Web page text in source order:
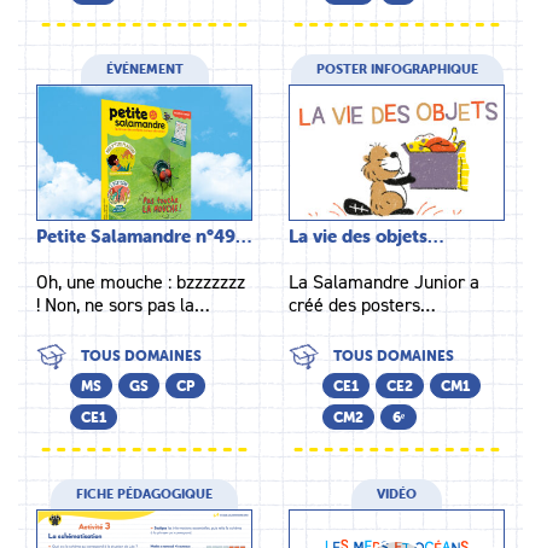
ÉVÉNEMENT
Petite Salamandre n°49…
Oh, une mouche : bzzzzzzz
! Non, ne sors pas la…
TOUS DOMAINES
MS
GS
CP
CE1
POSTER INFOGRAPHIQUE
La vie des objets…
La Salamandre Junior a
créé des posters…
TOUS DOMAINES
CE1
CE2
CM1
CM2
6ᵉ
FICHE PÉDAGOGIQUE VIDÉO